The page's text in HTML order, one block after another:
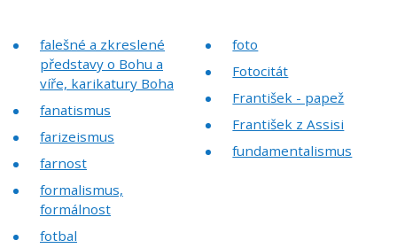
falešné a zkreslené
představy o Bohu a
víře, karikatury Boha
fanatismus
farizeismus
farnost
formalismus,
formálnost
fotbal
foto
Fotocitát
František - papež
František z Assisi
fundamentalismus